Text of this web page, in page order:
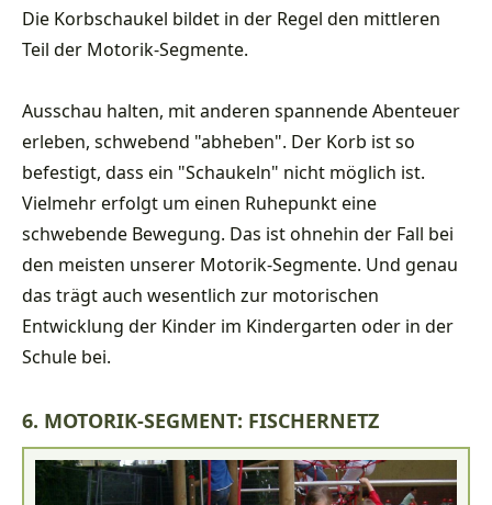
Die Korbschaukel bildet in der Regel den mittleren
Teil der Motorik-Segmente.
Ausschau halten, mit anderen spannende Abenteuer
erleben, schwebend "abheben". Der Korb ist so
befestigt, dass ein "Schaukeln" nicht möglich ist.
Vielmehr erfolgt um einen Ruhepunkt eine
schwebende Bewegung. Das ist ohnehin der Fall bei
den meisten unserer Motorik-Segmente. Und genau
das trägt auch wesentlich zur motorischen
Entwicklung der Kinder im Kindergarten oder in der
Schule bei.
6. MOTORIK-SEGMENT: FISCHERNETZ